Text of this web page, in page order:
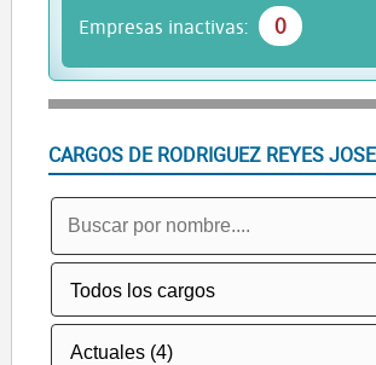
Empresas inactivas: 0
CARGOS DE RODRIGUEZ REYES